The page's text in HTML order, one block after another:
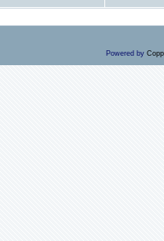
Powered by